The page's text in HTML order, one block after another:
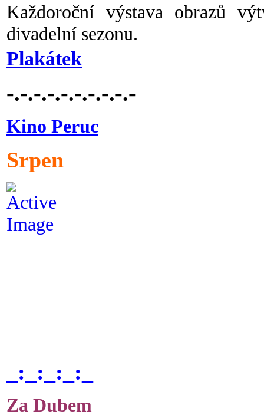
Každoroční výstava obrazů
divadelní sezonu.
Plakátek
-.-.-.-.-.-.-.-.-.-
Kino Peruc
Srpen
_:_:_:_:_
Za Dubem